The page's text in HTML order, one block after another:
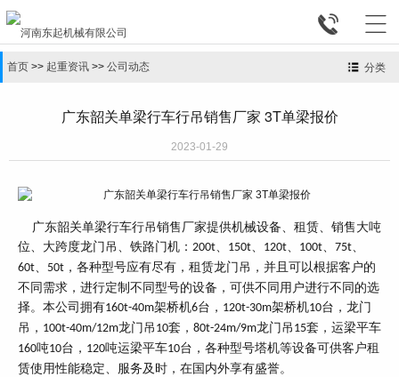


分类
首页 >> 起重资讯 >> 公司动态
广东韶关单梁行车行吊销售厂家 3T单梁报价
2023-01-29
广东韶关单梁行车行吊销售厂家提供机械设备、租赁、销售大吨
位、大跨度龙门吊、铁路门机： 200t、 150t、 120t、 100t、 75t、
60t、 50t ，各种型号应有尽有，租赁龙门吊，并且可以根据客户的
不同需求，进行定制不同型号的设备，可供不同用户进行不同的选
择。本公司拥有160t-40m架桥机6台， 120t-30m架桥机10台，龙门
吊， 100t-40m/12m龙门吊 10套， 80t-24m/9m龙门吊 15套，运梁平车
160吨10台， 120吨运梁平车10台，各种型号塔机等设备可供客户租
赁使用性能稳定、服务及时，在国内外享有盛誉。